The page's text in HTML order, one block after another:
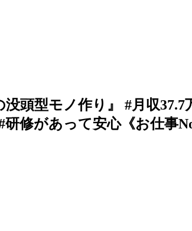
頭型モノ作り』 #月収37.7
修があって安心《お仕事